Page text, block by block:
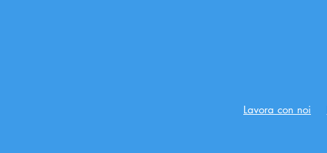
Lavora con noi